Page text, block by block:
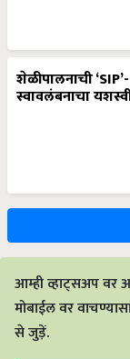
शेळीपालनाची
स्वावलंबनाचा
आम्ही व्हाट्सअप वर
मोबाईल वर
से जुड़ें.